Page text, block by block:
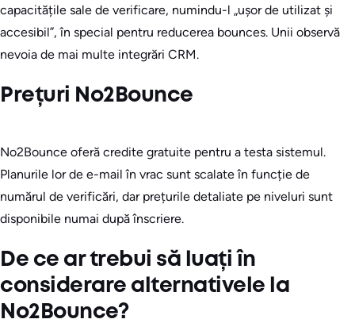
capacitățile sale de verificare, numindu-l „ușor de utilizat și
accesibil”, în special pentru reducerea bounces. Unii observă
nevoia de mai multe integrări CRM.
Prețuri No2Bounce
No2Bounce oferă credite gratuite pentru a testa sistemul.
Planurile lor de e-mail în vrac sunt scalate în funcție de
numărul de verificări, dar prețurile detaliate pe niveluri sunt
disponibile numai după înscriere.
De ce ar trebui să luați în
considerare alternativele la
No2Bounce?